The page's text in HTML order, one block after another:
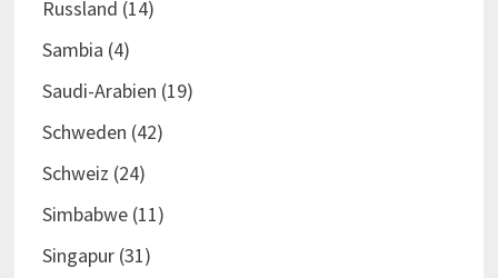
Russland (14)
Sambia (4)
Saudi-Arabien (19)
Schweden (42)
Schweiz (24)
Simbabwe(11)
Singapur(31)